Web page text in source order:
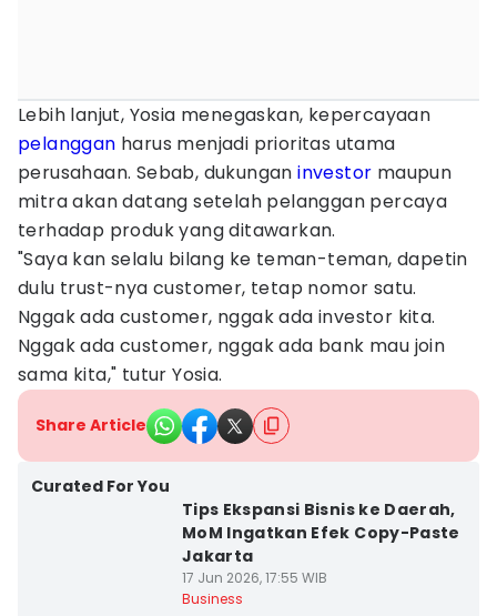
Lebih lanjut, Yosia menegaskan, kepercayaan
pelanggan harus menjadi prioritas utama
perusahaan. Sebab, dukunganinvestor maupun
mitra akan datang setelah pelanggan percaya
terhadap produk yang ditawarkan.
"Saya kan selalu bilang ke teman-teman, dapetin
dulu trust-nya customer, tetap nomor satu.
Nggak ada customer, nggak ada investor kita.
Nggak ada customer, nggak ada bank mau join
sama kita," tutur Yosia.
Share Article
Curated For You
Tips Ekspansi Bisnis ke Daerah,
MoM Ingatkan Efek Copy-Paste
Jakarta
17 Jun 2026, 17:55 WIB
Business